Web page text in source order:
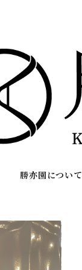
勝亦園について